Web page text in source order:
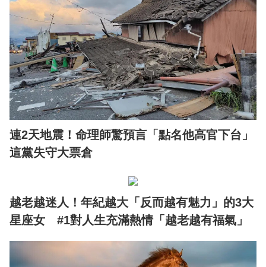
連2天地震！命理師驚預言「點名他高官下台」
這黨失守大票倉
越老越迷人！年紀越大「反而越有魅力」的3大
星座女 #1對人生充滿熱情「越老越有福氣」